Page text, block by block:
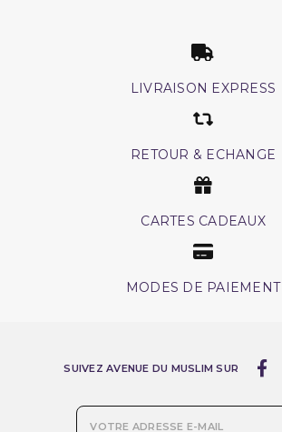
LIVRAISON EXPRESS
RETOUR & ECHANGE
CARTES CADEAUX
MODES DE PAIEMENT
SUIVEZ AVENUE DU MUSLIM SUR